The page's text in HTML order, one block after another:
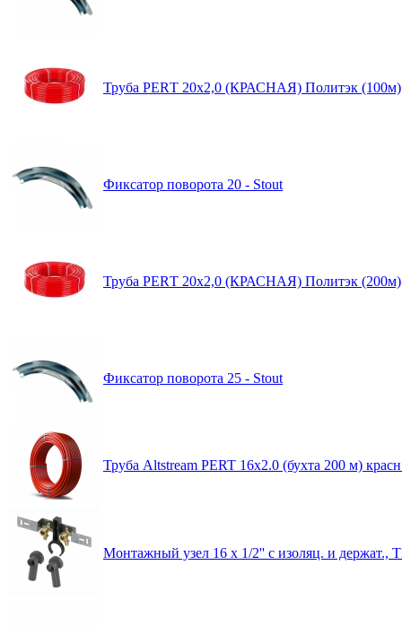
Труба PЕRТ 20х2,0 (КРАСНАЯ) Политэк (100м)
Фиксатор поворота 20 - Stout
Труба PЕRТ 20х2,0 (КРАСНАЯ) Политэк (200м)
Фиксатор поворота 25 - Stout
Труба Altstream PERT 16x2.0 (буxта 200 м)
Монтажный узел 16 х 1/2'' с изоляц. и держат.,